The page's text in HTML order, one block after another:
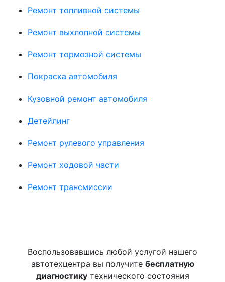
Ремонт топливной системы
Ремонт выхлопной системы
Ремонт тормозной системы
Покраска автомобиля
Кузовной ремонт автомобиля
Детейлинг
Ремонт рулевого управления
Ремонт ходовой части
Ремонт трансмиссии
Воспользовавшись любой услугой нашего
автотехцентра вы получите бесплатную
диагностикутехнического состояния